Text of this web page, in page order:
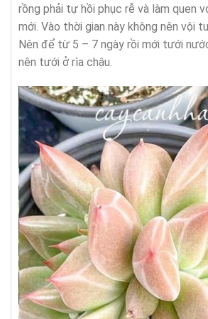
rồng phải tự hồi phục rễ và làm quen
mới. Vào thời gian này không nên vội
Nên để từ 5 – 7 ngày rồi mới tưới
nên tưới ở rìa chậu.